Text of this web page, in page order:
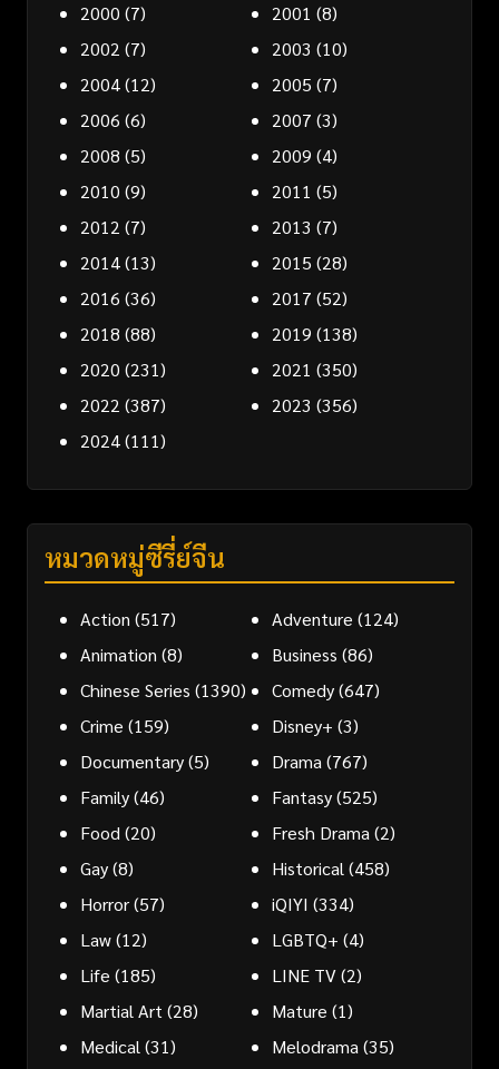
2000 (7) 2001 (8)
2002 (7) 2003 (10)
2004(12) 2005 (7)
2006 (6) 2007 (3)
2008 (5) 2009 (4)
2010 (9) 2011 (5)
2012 (7) 2013 (7)
2014(13) 2015 (28)
2016 (36) 2017 (52)
2018 (88) 2019 (138)
2020 (231) 2021 (350)
2022 (387) 2023 (356)
2024(111)
หมวดหมู่ซีรี่ย์จีน
Action (517) Adventure (124)
Animation (8) Business (86)
Chinese Series (1390) Comedy(647)
Crime (159) Disney+ (3)
Documentary(5) Drama(767)
Family(46) Fantasy(525)
Food(20) Fresh Drama(2)
Gay(8) Historical(458)
Horror(57) iQIYI (334)
Law(12) LGBTQ+ (4)
Life (185) LINE TV(2)
Martial Art(28) Mature (1)
Medical(31) Melodrama(35)